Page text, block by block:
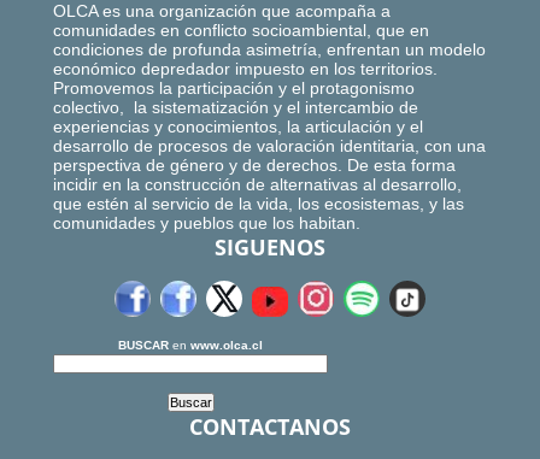
OLCA es una organización que acompaña a
comunidades en conflicto socioambiental, que en
condiciones de profunda asimetría, enfrentan un modelo
económico depredador impuesto en los territorios.
Promovemos la participación y el protagonismo
colectivo, la sistematización y el intercambio de
experiencias y conocimientos, la articulación y el
desarrollo de procesos de valoración identitaria, con una
perspectiva de género y de derechos. De esta forma
incidir en la construcción de alternativas al desarrollo,
que estén al servicio de la vida, los ecosistemas, y las
comunidades y pueblos que los habitan.
SIGUENOS
BUSCAR en www.olca.cl
CONTACTANOS